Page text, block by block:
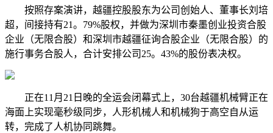
按照存案演讲，越疆控股股东为公司创始人、董事长刘培
超，间接持有21。79%股权，并做为深圳市秦墨创业投资合股
企业（无限合股）和深圳市越疆征询合股企业（无限合股）的
施行事务合股人，合计安排公司25。43%的股份表决权。
正在11月21日晚的全运会闭幕式上，30台越疆机械臂正在
海面上实现毫秒级同步，人形机械人和机械狗于高空自从运
转，完成了人机协同跳舞。